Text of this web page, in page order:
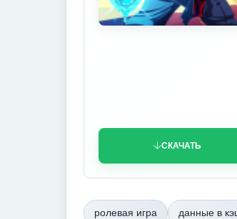
СКАЧАТЬ
ролевая игра данные в